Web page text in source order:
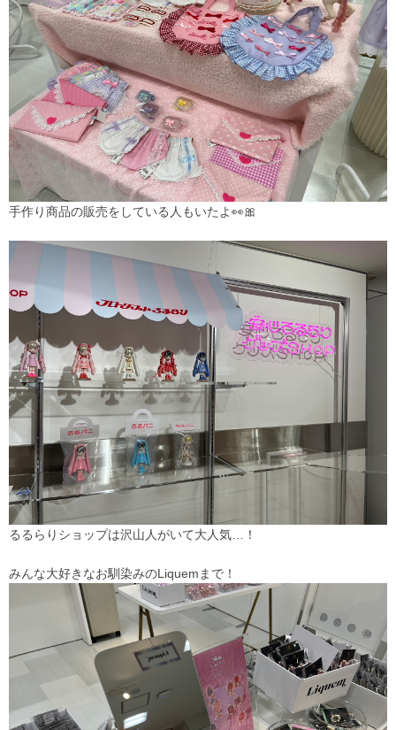
手作り商品の販売をしている人もいたよ👀🎀
るるらりショップは沢山人がいて大人気…！
みんな大好きなお馴染みのLiquemまで！